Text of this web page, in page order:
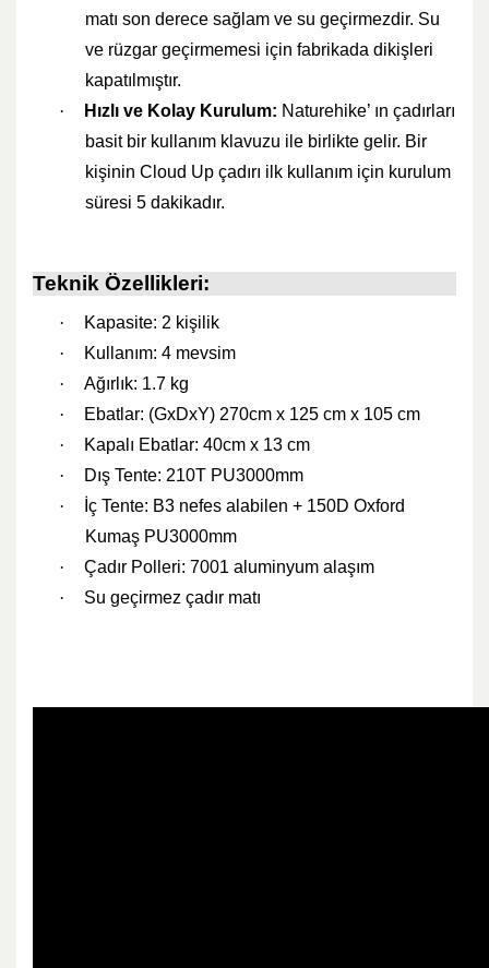
matı son derece sağlam ve su geçirmezdir. Su
ve rüzgar geçirmemesi için fabrikada dikişleri
kapatılmıştır.
·
Hızlı ve Kolay Kurulum: Naturehike’ ın çadırları
basit bir kullanım klavuzu ile birlikte gelir. Bir
kişinin Cloud Up çadırı ilk kullanım için kurulum
süresi 5 dakikadır.
Teknik Özellikleri:
·
Kapasite: 2 kişilik
·
Kullanım: 4 mevsim
·
Ağırlık: 1.7 kg
·
Ebatlar: (GxDxY) 270cm x 125 cm x 105 cm
·
Kapalı Ebatlar: 40cm x 13 cm
·
Dış Tente: 210T PU3000mm
·
İç Tente: B3 nefes alabilen + 150D Oxford
Kumaş PU3000mm
·
Çadır Polleri: 7001 aluminyum alaşım
·
Su geçirmez çadır matı